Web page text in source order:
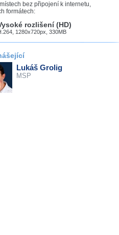
bez připojení k internetu,
formátech:
rozlišení (HD)
1280x720px, 330MB
Lukáš Grolig
MSP